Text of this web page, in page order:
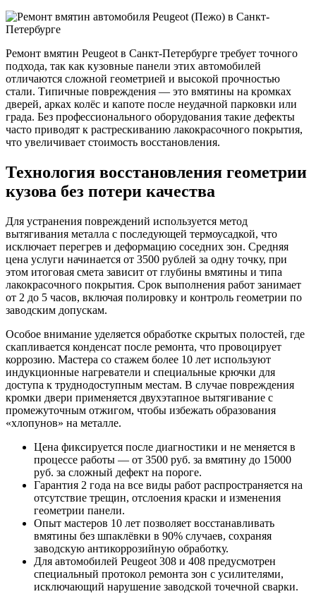
Ремонт вмятин Peugeot в Санкт-Петербурге требует точного
подхода, так как кузовные панели этих автомобилей
отличаются сложной геометрией и высокой прочностью
стали. Типичные повреждения — это вмятины на кромках
дверей, арках колёс и капоте после неудачной парковки или
града. Без профессионального оборудования такие дефекты
часто приводят к растрескиванию лакокрасочного покрытия,
что увеличивает стоимость восстановления.
Технология восстановления геометрии
кузова без потери качества
Для устранения повреждений используется метод
вытягивания металла с последующей термоусадкой, что
исключает перегрев и деформацию соседних зон. Средняя
цена услуги начинается от 3500 рублей за одну точку, при
этом итоговая смета зависит от глубины вмятины и типа
лакокрасочного покрытия. Срок выполнения работ занимает
от 2 до 5 часов, включая полировку и контроль геометрии по
заводским допускам.
Особое внимание уделяется обработке скрытых полостей, где
скапливается конденсат после ремонта, что провоцирует
коррозию. Мастера со стажем более 10 лет используют
индукционные нагреватели и специальные крючки для
доступа к труднодоступным местам. В случае повреждения
кромки двери применяется двухэтапное вытягивание с
промежуточным отжигом, чтобы избежать образования
«хлопунов» на металле.
Цена фиксируется после диагностики и не меняется в
процессе работы — от 3500 руб. за вмятину до 15000
руб. за сложный дефект на пороге.
Гарантия 2 года на все виды работ распространяется на
отсутствие трещин, отслоения краски и изменения
геометрии панели.
Опыт мастеров 10 лет позволяет восстанавливать
вмятины без шпаклёвки в 90% случаев, сохраняя
заводскую антикоррозийную обработку.
Для автомобилей Peugeot 308 и 408 предусмотрен
специальный протокол ремонта зон с усилителями,
исключающий нарушение заводской точечной сварки.